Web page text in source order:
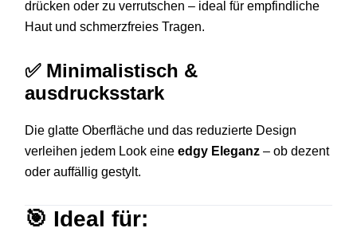
drücken oder zu verrutschen – ideal für empfindliche
Haut und schmerzfreies Tragen.
✅ Minimalistisch &
ausdrucksstark
Die glatte Oberfläche und das reduzierte Design
verleihen jedem Look eine edgy Eleganz – ob dezent
oder auffällig gestylt.
🎯 Ideal für: